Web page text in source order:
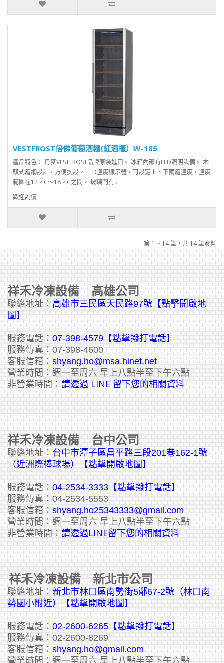
VESTFROST倍佛葡萄酒櫃(紅酒櫃）W-185
產品特色： 丹麥VESTFROST品牌原裝進口。 冰箱內部有LED照明設備。 木
頭式層網設計，方便擺設。 LED溫度顯示器，可設定上、下兩層溫度，溫度
範圍在12。C～18。C之間。 玻璃門有..
歡迎詢價
第 1 ~ 14 筆，共 14 筆資料
祥禾冷凍設備 高雄公司
聯絡地址： 高雄市三民區天民路97號【點擊開啟地
圖】
服務電話： 07-398-4579【點擊撥打電話】
服務傳真：07-398-4600
客服信箱： shyang.ho@msa.hinet.net
營業時間：週一至周六 早上八點半至下午六點
非營業時間： 請透過 LINE 留下您的相關資料
祥禾冷凍設備 台中公司
聯絡地址： 台中市潭子區昌平路三段201巷162-1號
（近洲際棒球場）【點擊開啟地圖】
服務電話： 04-2534-3333 【點擊撥打電話】
服務傳真：04-2534-5553
客服信箱： shyang.ho25343333@gmail.com
營業時間：週一至周六 早上八點半至下午六點
非營業時間： 請透過LINE留下您的相關資料
祥禾冷凍設備 新北市公司
聯絡地址： 新北市林口區南勢街5鄰67-2號（林口南
勢國小附近）【點擊開啟地圖】
服務電話： 02-2600-6265 【點擊撥打電話】
服務傳真：02-2600-8269
客服信箱： shyang.ho@gmail.com
營業時間：週一至周六 早上八點半至下午六點